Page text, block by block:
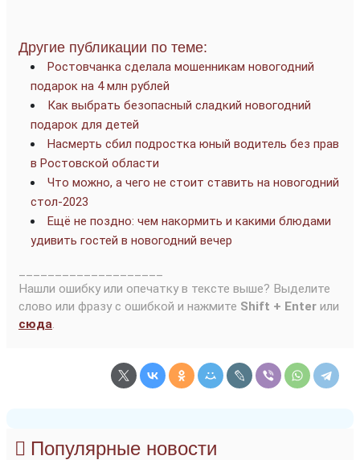
Другие публикации по теме:
Ростовчанка сделала мошенникам новогодний
подарок на 4 млн рублей
Как выбрать безопасный сладкий новогодний
подарок для детей
Насмерть сбил подростка юный водитель без прав
в Ростовской области
Что можно, а чего не стоит ставить на новогодний
стол-2023
Ещё не поздно: чем накормить и какими блюдами
удивить гостей в новогодний вечер
Нашли ошибку или опечатку в тексте выше? Выделите
слово или фразу с ошибкой и нажмите Shift + Enter или
сюда.
Популярные новости